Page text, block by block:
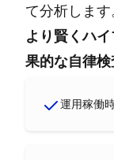
て分析します
より賢くハ
果的な自律検
運用稼働